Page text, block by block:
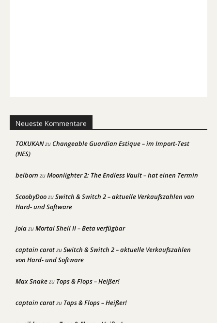
Neueste Kommentare
TOKUKANzuChangeable Guardian Estique – im Import-Test
(NES)
belborn zuMoonlighter 2: The Endless Vault – hat einen Termin
ScoobyDoozuSwitch & Switch 2 – aktuelle Verkaufszahlen von
Hard- und Software
joiazuMortal Shell II – Beta verfügbar
captain carotzuSwitch & Switch 2 – aktuelle Verkaufszahlen
von Hard- und Software
Max Snakezu Tops & Flops – Heißer!
captain carotzu Tops & Flops – Heißer!